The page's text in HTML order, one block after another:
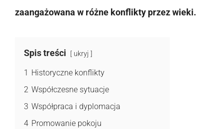
zaangażowana w różne konflikty przez wieki.
Spis treści ukryj
1 Historyczne konflikty
2 Współczesne sytuacje
3 Współpraca i dyplomacja
4 Promowanie pokoju